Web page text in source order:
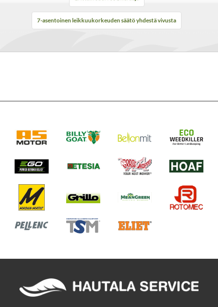
LpA/LwA
83dB(A) / 96dB(A)
Säilytys
Kyllä
Moottorin tyyppi Hiiliharjaton
Takuu
2 vuotta
Lisävarusteet Sivullepurkusuoja #ASD2230
Setti
LM2236E-SP (mukana 10Ah akku +
pikalaturi)
7-asentoinen leikkuukorkeuden säätö yhdestä vivusta